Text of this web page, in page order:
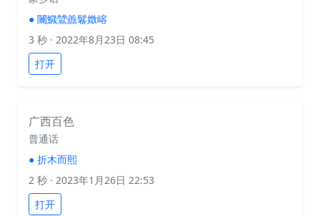
● 闦鱵鷥譱鬈嬍嵱
3 秒 · 2022年8月23日 08:45
打开
广西百色
普通话
● 折木而熙
2 秒 · 2023年1月26日 22:53
打开